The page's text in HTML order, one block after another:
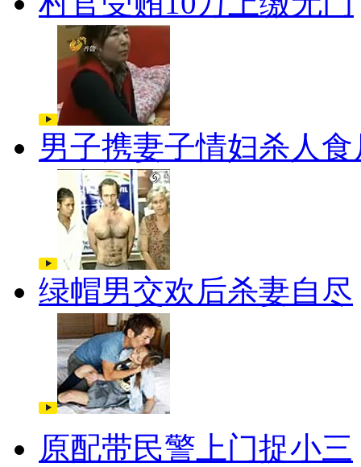
男子携妻子情妇杀人食
绿帽男交欢后杀妻自尽
原配带民警上门捉小三